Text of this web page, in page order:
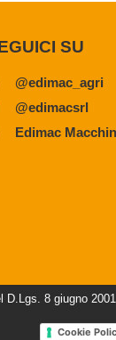
SU
@edimac_agri
@edimacsrl
Edimac
8 giugno
Cookie